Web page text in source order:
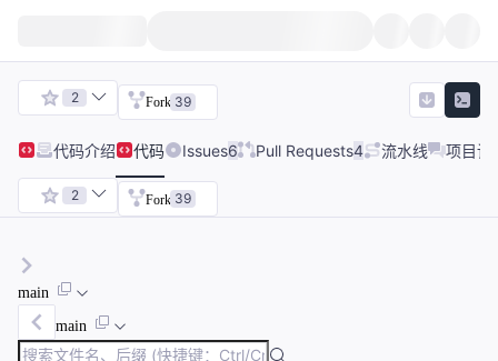
2 Fork 39
代码介绍 代码 Issues6 Pull Requests4 流水线 项目讨
2 Fork 39
main
main